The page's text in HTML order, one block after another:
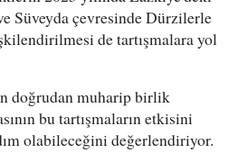
Süveyda çevresinde Dürzilerle
de tartışmalara yol
doğrudan muharip birlik
bu tartışmaların etkisini
olabileceğini değerlendiriyor.